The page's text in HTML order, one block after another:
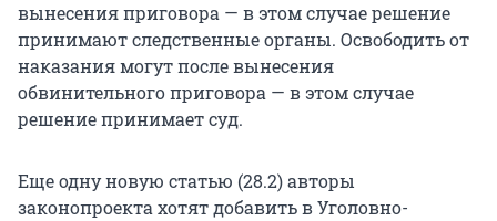
вынесения приговора — в этом случае решение
принимают следственные органы. Освободить от
наказания могут после вынесения
обвинительного приговора — в этом случае
решение принимает суд.
Еще одну новую статью (28.2) авторы
законопроекта хотят добавить в Уголовно-